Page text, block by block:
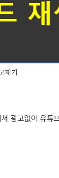
제거
광고없이 유튜